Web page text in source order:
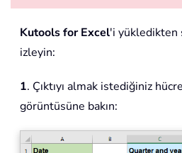
Kutools for Excel'i yükledikten
izleyin:
1. Çıktıyı almak istediğiniz
görüntüsüne bakın: